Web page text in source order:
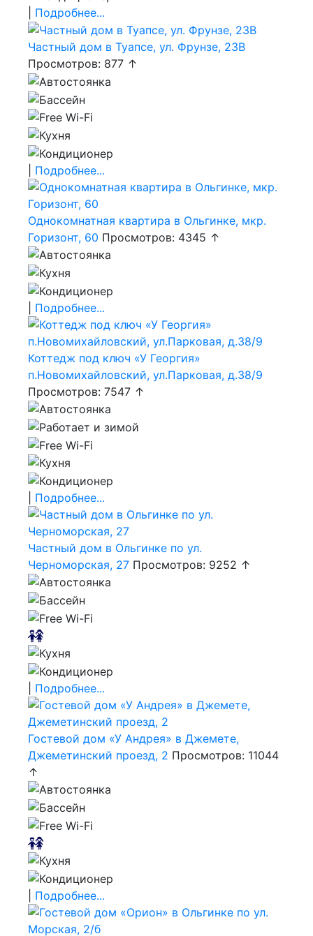
Подробнее...
Частный дом в Туапсе, ул. Фрунзе, 23В
Просмотров: 877 ↑
Подробнее...
Однокомнатная квартира в Ольгинке, мкр.
Горизонт, 60 Просмотров: 4345 ↑
Подробнее...
Коттедж под ключ «У Георгия»
п.Новомихайловский, ул.Парковая, д.38/9
Просмотров: 7547 ↑
Подробнее...
Частный дом в Ольгинке по ул.
Черноморская, 27 Просмотров: 9252 ↑
Подробнее...
Гостевой дом «У Андрея» в Джемете,
Джеметинский проезд, 2 Просмотров: 11044
↑
Подробнее...